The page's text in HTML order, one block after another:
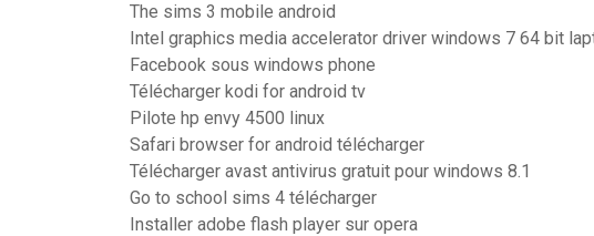
The sims 3 mobile android
Intel graphics media accelerator driver windows 7 64 bit
Facebook sous windows phone
Télécharger kodi for android tv
Pilote hp envy 4500 linux
Safari browser for android télécharger
Télécharger avast antivirus gratuit pour windows 8.1
Go to school sims 4 télécharger
Installer adobe flash player sur opera